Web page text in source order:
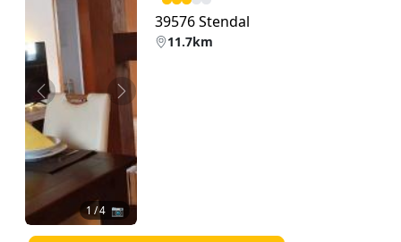
Zurück Weiter
1 / 4 📷
39576 Stendal
11.7km